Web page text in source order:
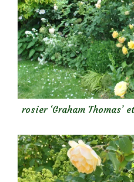
rosier ‘Graham Thomas’